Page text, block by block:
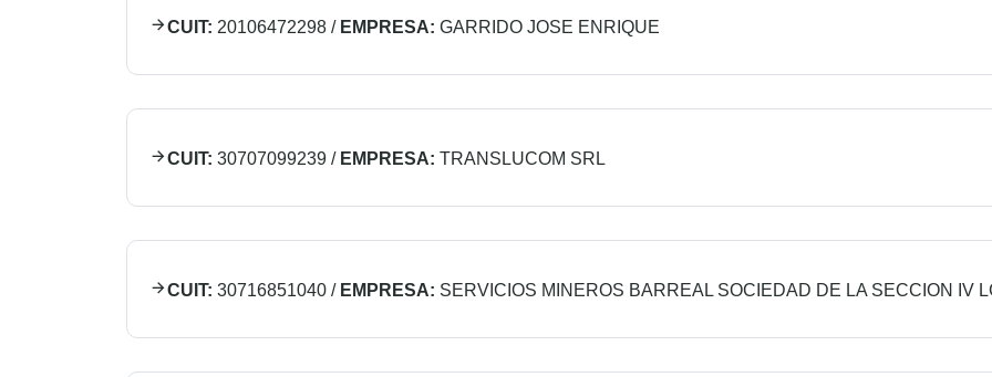
CUIT: 20106472298 / EMPRESA: GARRIDO JOSE ENRIQUE
CUIT: 30707099239 / EMPRESA: TRANSLUCOM SRL
CUIT: 30716851040 / EMPRESA: SERVICIOS MINEROS BARREAL SOCIEDAD DE LA SECCION IV